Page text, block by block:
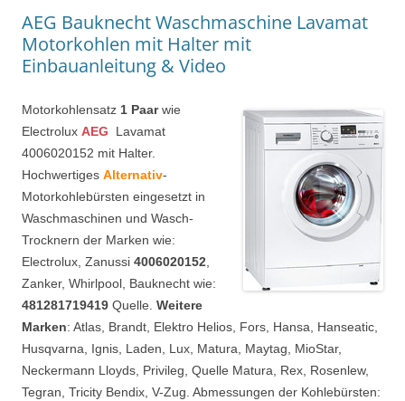
AEG Bauknecht Waschmaschine Lavamat
Motorkohlen mit Halter mit
Einbauanleitung & Video
Motorkohlensatz 1 Paarwie
Electrolux AEG Lavamat
4006020152 mit Halter.
Hochwertiges Alternativ-
Motorkohlebürsten eingesetzt in
Waschmaschinen und Wasch-
Trocknern der Marken wie:
Electrolux, Zanussi 4006020152,
Zanker, Whirlpool, Bauknecht wie:
481281719419 Quelle. Weitere
Marken: Atlas, Brandt, Elektro Helios, Fors, Hansa, Hanseatic,
Husqvarna, Ignis, Laden, Lux, Matura, Maytag, MioStar,
Neckermann Lloyds, Privileg, Quelle Matura, Rex, Rosenlew,
Tegran, Tricity Bendix, V-Zug. Abmessungen der Kohlebürsten: